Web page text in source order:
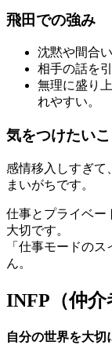
飛田での強み
沈黙や間合
相手の話を
無理に盛り
れやすい。
気をつけたいこ
感情移入しすぎて
まいがちです。
仕事とプライベー
大切です。
「仕事モードの
ん。
INFP（仲
自分の世界を大切